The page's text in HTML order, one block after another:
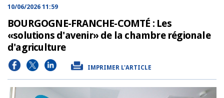
10/06/2026 11:59
BOURGOGNE-FRANCHE-COMTÉ : Les
«solutions d'avenir» de la chambre régionale
d'agriculture
IMPRIMER L'ARTICLE